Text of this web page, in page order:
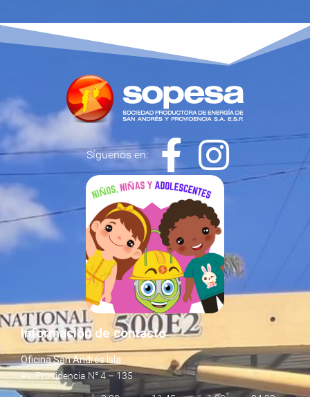
Síguenos en:
Información de contacto
Oficina San Andrés Isla
Av. Providencia N° 4 – 135